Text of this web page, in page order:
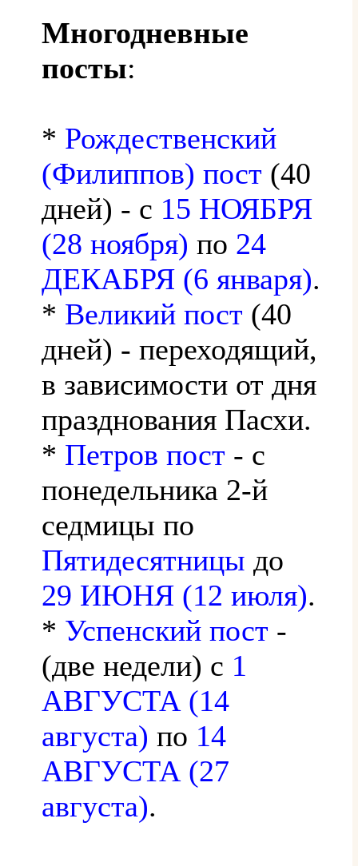
Многодневные
посты:
* Рождественский
(Филиппов) пост (40
дней) - с 15 НОЯБРЯ
(28 ноября) по 24
ДЕКАБРЯ (6 января).
* Великий пост (40
дней) - переходящий,
в зависимости от дня
празднования Пасхи.
* Петров пост - с
понедельника 2-й
седмицы по
Пятидесятницы до
29 ИЮНЯ (12 июля).
* Успенский пост -
(две недели) с 1
АВГУСТА (14
августа) по 14
АВГУСТА (27
августа).